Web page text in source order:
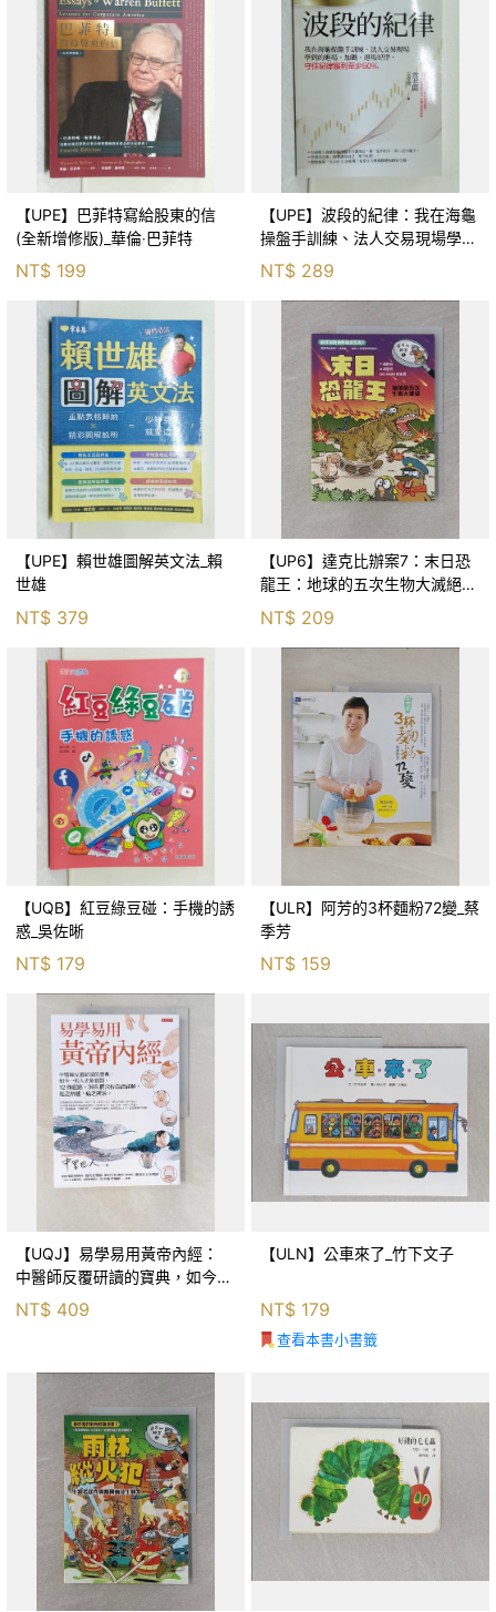
【UPE】巴菲特寫給股東的信
(全新增修版)_華倫‧巴菲特
NT$ 199
【UPE】波段的紀律：我在海龜
操盤手訓練、法人交易現場學到
的進場、加碼、退場紀律，守住
紀律獲利至少50％_雷老闆
NT$ 289
【UPE】賴世雄圖解英文法_賴
世雄
NT$ 379
【UP6】達克比辦案7：末日恐
龍王：地球的五次生物大滅絕_
胡妙芬
NT$ 209
【UQB】紅豆綠豆碰：手機的誘
惑_吳佐晰
NT$ 179
【ULR】阿芳的3杯麵粉72變_蔡
季芳
NT$ 159
【UQJ】易學易用黃帝內經：
中醫師反覆研讀的寶典，如今一
般人也能實踐。12條經絡、365
個穴位白話詳解，經之所過，病
NT$ 409
【ULN】公車來了_竹下文子
NT$ 179
查看本書小書籤